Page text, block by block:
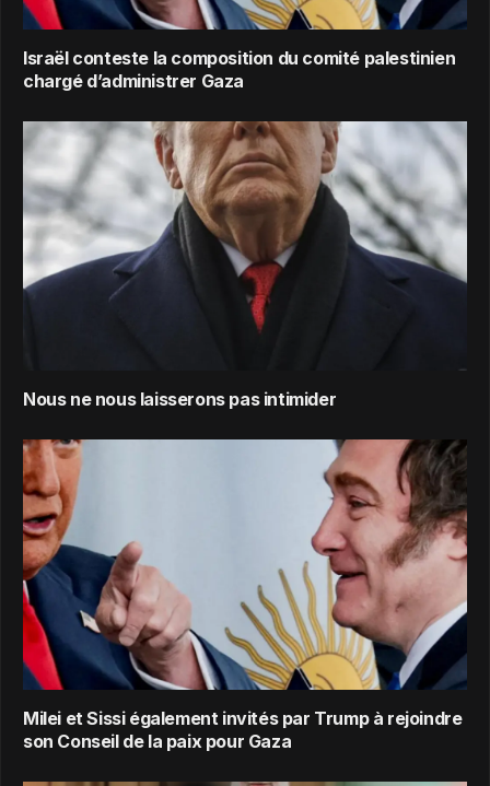
Israël conteste la composition du comité palestinien
chargé d’administrer Gaza
Nous ne nous laisserons pas intimider
Milei et Sissi également invités par Trump à rejoindre
son Conseil de la paix pour Gaza